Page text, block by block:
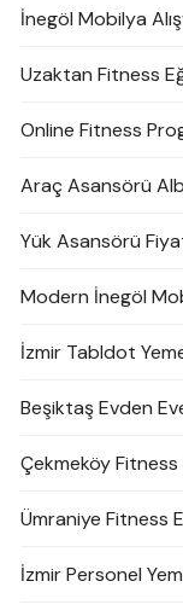
İnegöl Mobilya
Uzaktan Fitness
Online Fitness
Araç Asansörü
Yük Asansörü
Modern İnegöl
İzmir Tabldot
Beşiktaş Evden
Çekmeköy
Ümraniye Fitness
İzmir Personel